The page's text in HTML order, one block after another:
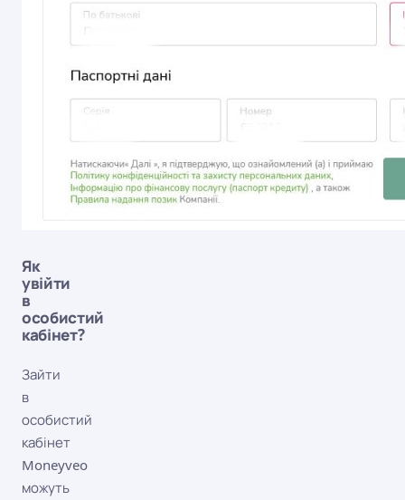
Як
увійти
в
особистий
кабінет?
Зайти
в
особистий
кабінет
Moneyveo
можуть